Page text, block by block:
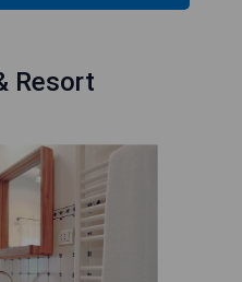
Resort